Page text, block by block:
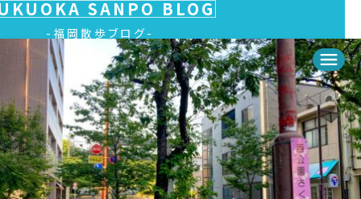
SANPO BLOG
福岡散歩ブログ